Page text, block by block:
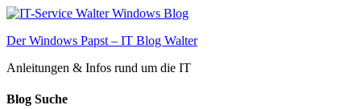
Zum
springen
Der Windows Papst – IT Blog Walter
Anleitungen & Infos rund um die IT
Blog Suche